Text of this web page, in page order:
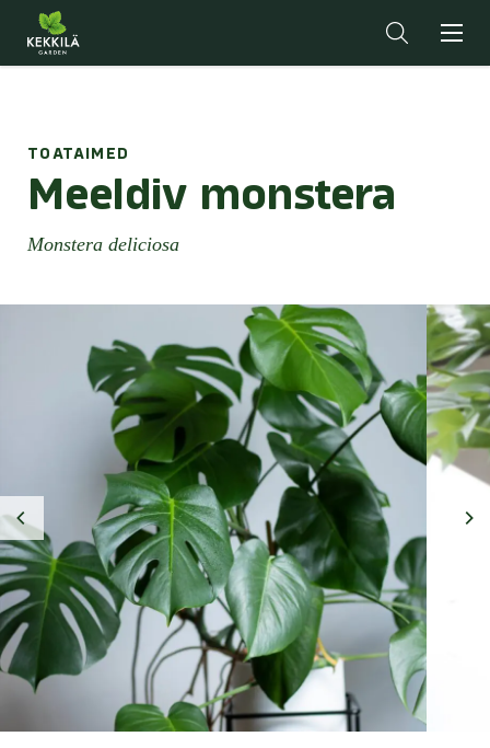
TOATAIMED
Meeldiv monstera
Monstera deliciosa